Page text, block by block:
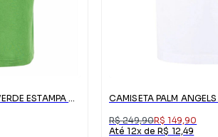
R$ 249,90R$ 149,90
Até 12x de R$ 12,49